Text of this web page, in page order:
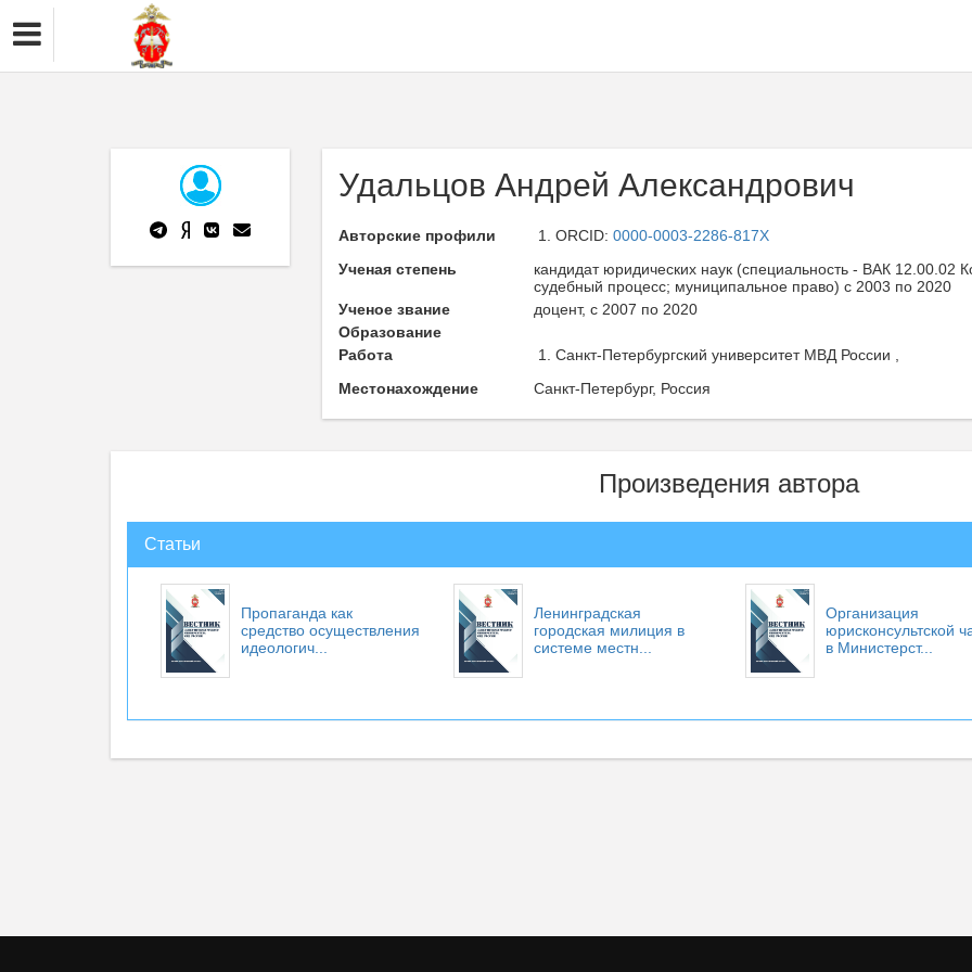
Удальцов Андрей Александрович
Авторские профили ORCID: 0000-0003-2286-817X
Ученая степень
кандидат юридических наук (специальность - ВАК 12.00.02
судебный процесс; муниципальное право) с 2003 по 2020
Ученое звание
доцент, с 2007 по 2020
Образование
Работа
Санкт-Петербургский университет МВД России ,
Местонахождение
Санкт-Петербург, Россия
Произведения автора
Статьи
Пропаганда как
средство осуществления
идеологич...
Ленинградская
городская милиция в
системе местн...
Организация
юрисконсультской
в Министерст...